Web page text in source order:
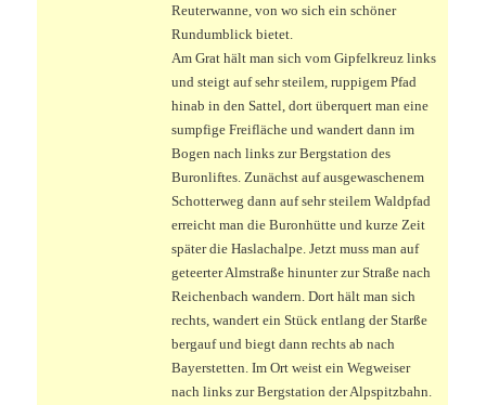
Reuterwanne, von wo sich ein schöner
Rundumblick bietet.
Am Grat hält man sich vom Gipfelkreuz links
und steigt auf sehr steilem, ruppigem Pfad
hinab in den Sattel, dort überquert man eine
sumpfige Freifläche und wandert dann im
Bogen nach links zur Bergstation des
Buronliftes. Zunächst auf ausgewaschenem
Schotterweg dann auf sehr steilem Waldpfad
erreicht man die Buronhütte und kurze Zeit
später die Haslachalpe. Jetzt muss man auf
geteerter Almstraße hinunter zur Straße nach
Reichenbach wandern. Dort hält man sich
rechts, wandert ein Stück entlang der Starße
bergauf und biegt dann rechts ab nach
Bayerstetten. Im Ort weist ein Wegweiser
nach links zur Bergstation der Alpspitzbahn.